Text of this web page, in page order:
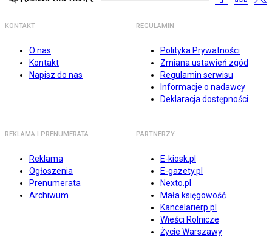
KONTAKT
O nas
Kontakt
Napisz do nas
REGULAMIN
Polityka Prywatności
Zmiana ustawień zgód
Regulamin serwisu
Informacje o nadawcy
Deklaracja dostępności
REKLAMA I PRENUMERATA
Reklama
Ogłoszenia
Prenumerata
Archiwum
PARTNERZY
E-kiosk.pl
E-gazety.pl
Nexto.pl
Mała księgowość
Kancelarierp.pl
Wieści Rolnicze
Życie Warszawy